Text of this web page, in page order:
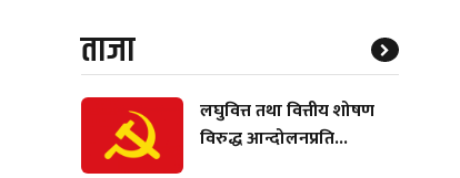
ताजा
लघुवित्त तथा वित्तीय शोषण
विरुद्ध आन्दोलनप्रति...